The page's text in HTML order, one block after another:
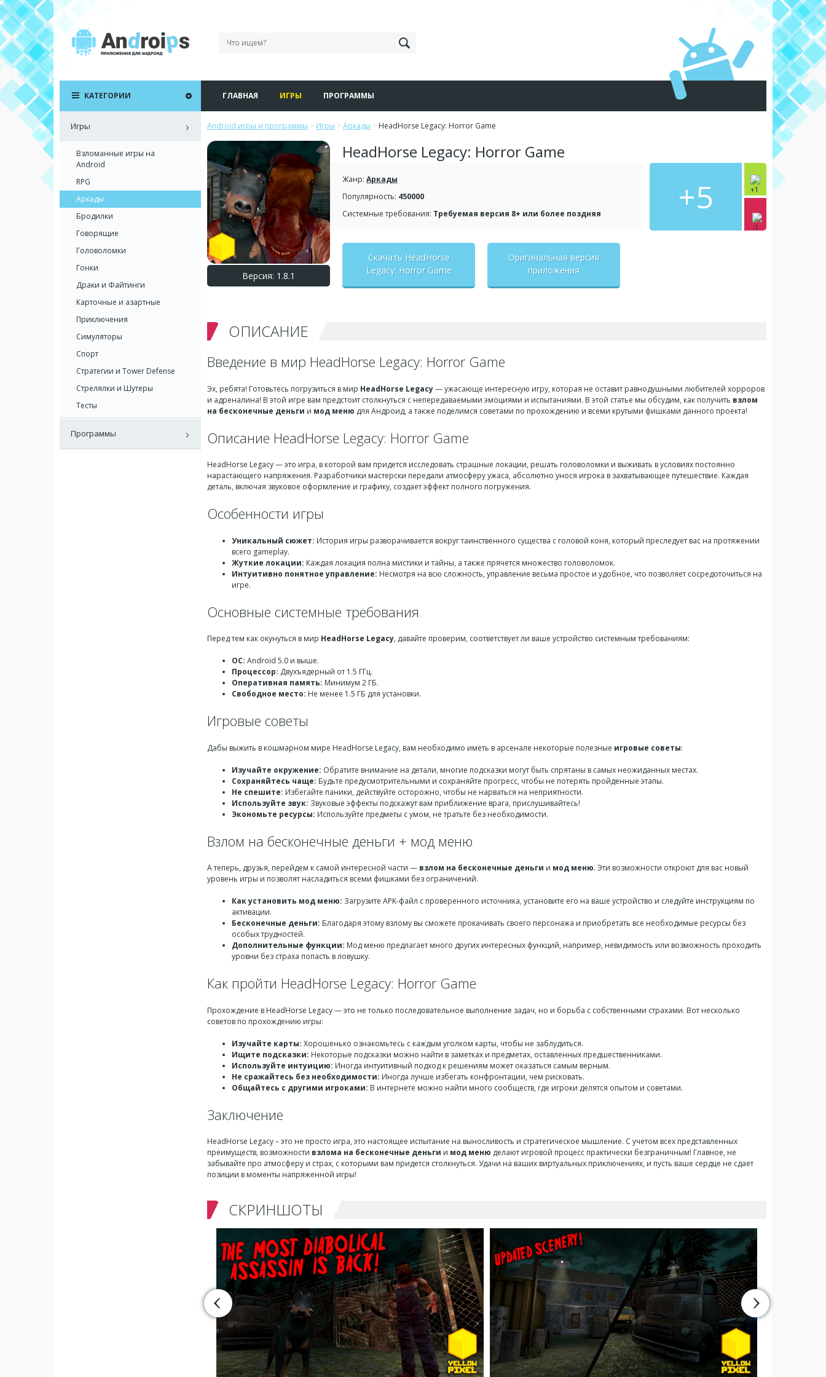
ГЛАВНАЯ ИГРЫ ПРОГРАММЫ
Android игры и программы > Игры > Аркады > HeadHorse Legacy: Horror Game
Версия: 1.8.1
HeadHorse Legacy: Horror Game
+5
Жанр: Аркады
Популярность: 450000
Системные требования: Требуемая версия 8+ или более поздняя
Скачать HeadHorse
Legacy: Horror Game
Оригинальная версия
приложения
ОПИСАНИЕ
Введение в мир HeadHorse Legacy: Horror Game
Эх, ребята! Готовьтесь погрузиться в мир HeadHorse Legacy— ужасающе интересную игру, которая не оставит равнодушными любителей хорроров
и адреналина! В этой игре вам предстоит столкнуться с непередаваемыми эмоциями и испытаниями. В этой статье мы обсудим, как получить взлом
на бесконечные деньги и мод меню для Андроид, а также поделимся советами по прохождению и всеми крутыми фишками данного проекта!
Описание HeadHorse Legacy: Horror Game
HeadHorse Legacy — это игра, в которой вам придется исследовать страшные локации, решать головоломки и выживать в условиях постоянно
нарастающего напряжения. Разработчики мастерски передали атмосферу ужаса, абсолютно унося игрока в захватывающее путешествие. Каждая
деталь, включая звуковое оформление и графику, создает эффект полного погружения.
Особенности игры
Уникальный сюжет: История игры разворачивается вокруг таинственного существа с головой коня, который преследует вас на протяжении
всего gameplay.
Жуткие локации: Каждая локация полна мистики и тайны, а также прячется множество головоломок.
Интуитивно понятное управление: Несмотря на всю сложность, управление весьма простое и удобное, что позволяет сосредоточиться на
игре.
Основные системные требования
Перед тем как окунуться в мир HeadHorse Legacy, давайте проверим, соответствует ли ваше устройство системным требованиям:
ОС: Android 5.0 и выше.
Процессор: Двухъядерный от 1.5 ГГц.
Оперативная память: Минимум 2 ГБ.
Свободное место: Не менее 1.5 ГБ для установки.
Игровые советы
Дабы выжить в кошмарном мире HeadHorse Legacy, вам необходимо иметь в арсенале некоторые полезные игровые советы:
Изучайте окружение: Обратите внимание на детали, многие подсказки могут быть спрятаны в самых неожиданных местах.
Сохраняйтесь чаще: Будьте предусмотрительными и сохраняйте прогресс, чтобы не потерять пройденные этапы.
Не спешите: Избегайте паники, действуйте осторожно, чтобы не нарваться на неприятности.
Используйте звук: Звуковые эффекты подскажут вам приближение врага, прислушивайтесь!
Экономьте ресурсы: Используйте предметы с умом, не тратьте без необходимости.
Взлом на бесконечные деньги + мод меню
А теперь, друзья, перейдем к самой интересной части — взлом на бесконечные деньги и мод меню. Эти возможности откроют для вас новый
уровень игры и позволят насладиться всеми фишками без ограничений.
Как установить мод меню: Загрузите APK-файл с проверенного источника, установите его на ваше устройство и следуйте инструкциям по
активации.
Бесконечные деньги: Благодаря этому взлому вы сможете прокачивать своего персонажа и приобретать все необходимые ресурсы без
особых трудностей.
Дополнительные функции: Мод меню предлагает много других интересных функций, например, невидимость или возможность проходить
уровни без страха попасть в ловушку.
Как пройти HeadHorse Legacy: Horror Game
Прохождение в HeadHorse Legacy — это не только последовательное выполнение задач, но и борьба с собственными страхами. Вот несколько
советов по прохождению игры:
Изучайте карты: Хорошенько ознакомьтесь с каждым уголком карты, чтобы не заблудиться.
Ищите подсказки: Некоторые подсказки можно найти в заметках и предметах, оставленных предшественниками.
Используйте интуицию: Иногда интуитивный подход к решениям может оказаться самым верным.
Не сражайтесь без необходимости: Иногда лучше избегать конфронтации, чем рисковать.
Общайтесь с другими игроками: В интернете можно найти много сообществ, где игроки делятся опытом и советами.
Заключение
HeadHorse Legacy – это не просто игра, это настоящее испытание на выносливость и стратегическое мышление. С учетом всех представленных
преимуществ, возможности взлома на бесконечные деньги и мод меню делают игровой процесс практически безграничным! Главное, не
забывайте про атмосферу и страх, с которыми вам придется столкнуться. Удачи на ваших виртуальных приключениях, и пусть ваше сердце не сдает
позиции в моменты напряженной игры!
СКРИНШОТЫ
КАТЕГОРИИ
Игры
Взломанные игры на
Android
RPG
Аркады
Бродилки
Говорящие
Головоломки
Гонки
Драки и Файтинги
Карточные и азартные
Приключения
Симуляторы
Спорт
Стратегии и Tower Defense
Стрелялки и Шутеры
Тесты
Программы